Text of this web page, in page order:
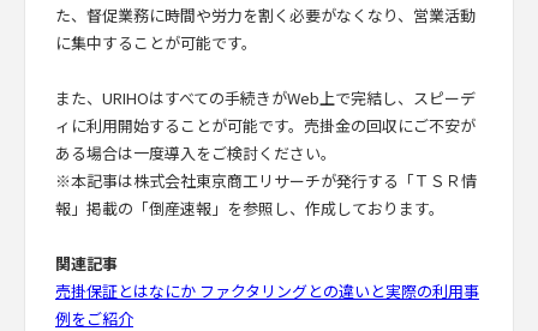
た、督促業務に時間や労力を割く必要がなくなり、営業活動
に集中することが可能です。
また、URIHOはすべての手続きがWeb上で完結し、スピーデ
ィに利用開始することが可能です。売掛金の回収にご不安が
ある場合は一度導入をご検討ください。
※本記事は株式会社東京商工リサーチが発行する「ＴＳＲ情
報」掲載の「倒産速報」を参照し、作成しております。
関連記事
売掛保証とはなにか ファクタリングとの違いと実際の利用事
例をご紹介